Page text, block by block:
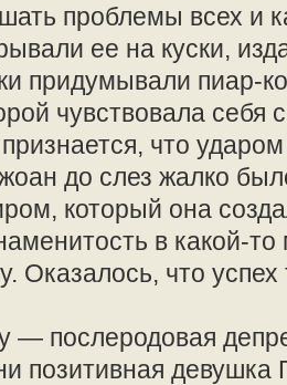
проблемы всех и
ее на куски,
придумывали пиар-
чувствовала себя
что
до слез жалко
который она
в какой-
Оказалось, что
— послеродовая
позитивная девушка